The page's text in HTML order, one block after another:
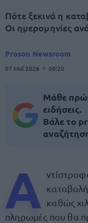
Πότε ξεκινά η
Οι ημερομηνίες
Proson Newsroom
07 Μαΐ 2026 08:20
Μάθε
ειδήσεις.
Βάλε το
Α καθώς
πληρωμές που θα